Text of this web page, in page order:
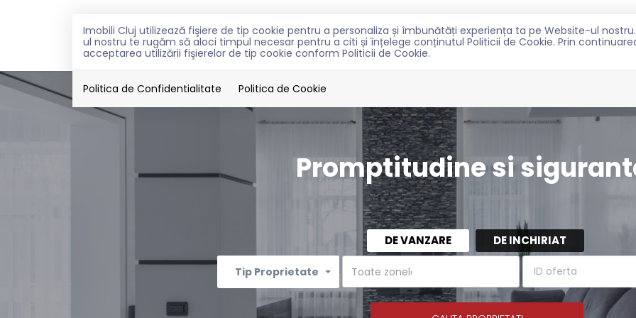
Imobili Cluj utilizează fişiere de tip cookie pentru a personaliza și îmbunătăți experiența ta pe Website-ul
ul nostru te rugăm să aloci timpul necesar pentru a citi și înțelege conținutul Politicii de Cookie. Prin
acceptarea utilizării fişierelor de tip cookie conform Politicii de Cookie.
Politica de Confidentialitate Politica de Cookie
VANZARI INCHIRIERI PENTRU CUMPARATORI PENTRU PROPRIETARI NOUTATI
Promptitudine si
DE VANZARE DE INCHIRIAT
Tip Proprietate